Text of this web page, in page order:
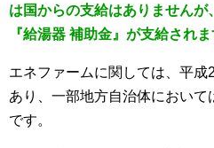
は国からの支給はありませんが
『給湯器 補助金』が支給されま
エネファームに関しては、平
あり、一部地方自治体におい
です。